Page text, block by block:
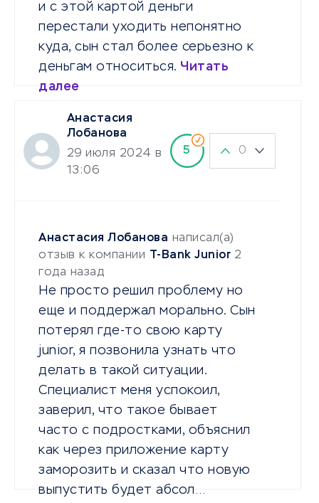
и с этой картой деньги
перестали уходить непонятно
куда, сын стал более серьезно к
деньгам относиться. Читать
далее
Анастасия
Лобанова
29 июля 2024 в
13:06
5 0
Анастасия Лобанова написал(а)
отзыв к компании
T-Bank Junior 2
года назад
Не просто решил проблему но
еще и поддержал морально. Сын
потерял где-то свою карту
junior, я позвонила узнать что
делать в такой ситуации.
Специалист меня успокоил,
заверил, что такое бывает
часто с подростками, объяснил
как через приложение карту
заморозить и сказал что новую
выпустить будет абсол…